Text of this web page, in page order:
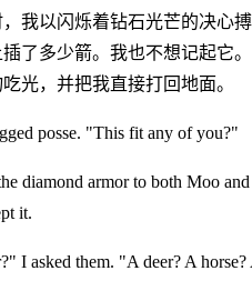
我以闪烁着钻石光芒的决心搏
了多少箭。我也不想记起它
光，并把我直接打回地面。
posse. "This fit any of you?"
diamond armor to both Moo and
it.
I asked them. "A deer? A horse?